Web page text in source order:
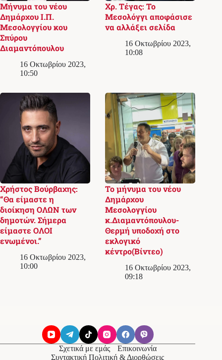
Μήνυμα του νέου
Δημάρχου Ι.Π.
Μεσολογγίου κου
Σπύρου
Διαμαντόπουλου
16 Οκτωβρίου 2023,
10:50
Χρ. Τέγας: Το
Μεσολόγγι αποφάσισε
να αλλάξει σελίδα
16 Οκτωβρίου 2023,
10:08
Χρήστος Βούρβαχης:
“Θα είμαστε η
διοίκηση ΟΛΩΝ των
δημοτών. Σήμερα
είμαστε ΟΛΟΙ
ενωμένοι.”
16 Οκτωβρίου 2023,
10:00
Το μήνυμα του νέου
Δημάρχου
Μεσολογγίου
κ.Διαμαντόπουλου-
Θερμή υποδοχή στο
εκλογικό
κέντρο(Βίντεο)
16 Οκτωβρίου 2023,
09:18
Σχετικά με εμάς
Επικοινωνία
Συντακτική Πολιτική & Διορθώσεις